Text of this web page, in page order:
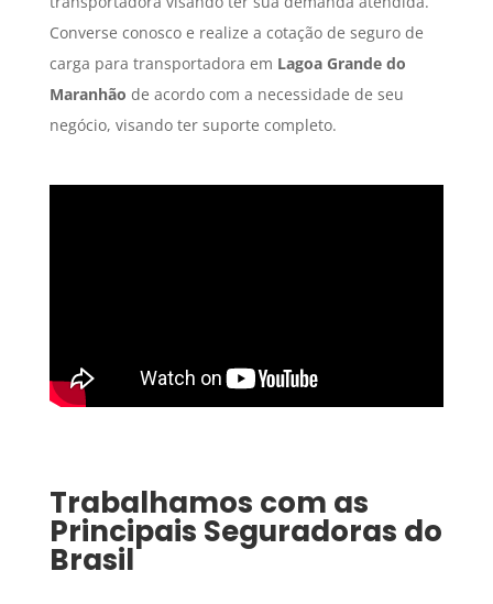
Converse conosco e realize a cotação de seguro de
carga para transportadora em Lagoa Grande do
Maranhão de acordo com a necessidade de seu
negócio, visando ter suporte completo.
Trabalhamos com as
Principais Seguradoras do
Brasil